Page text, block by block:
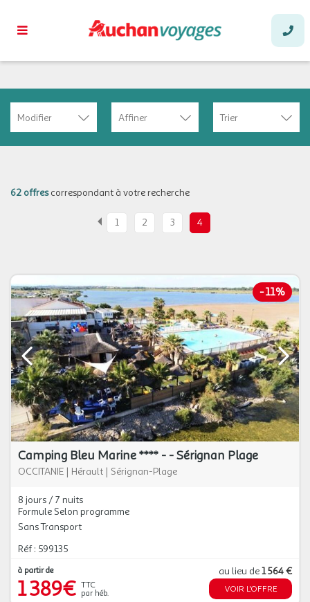
Modifier Affiner Trier
62 offrescorrespondant à votre recherche
1 2 3 4
-11%
Camping Bleu Marine **** - - Sérignan Plage
OCCITANIE | Hérault | Sérignan-Plage
8 jours / 7 nuits
Formule Selon programme
Sans Transport
Réf : 599135
à partir de
1 389€ TTC
par héb.
au lieu de1 564 €
VOIR L'OFFRE